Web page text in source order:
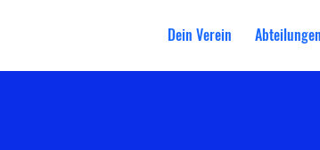
Dein Verein Abteilungen